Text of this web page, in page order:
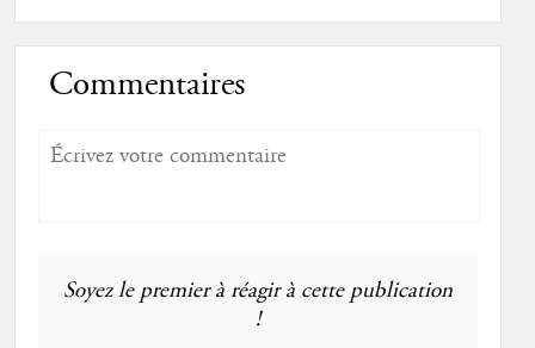
Commentaires
Soyez le premier à réagir à cette publication
!